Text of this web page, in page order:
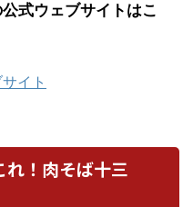
式ウェブサイトはこ
イト
れ！肉そば十三